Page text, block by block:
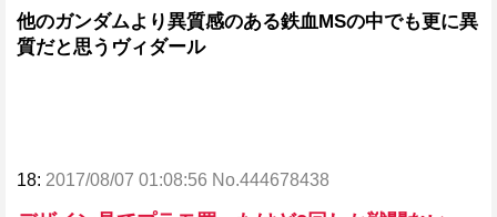
他のガンダムより異質感のある鉄血MSの中でも更に異
質だと思うヴィダール
18: 2017/08/07 01:08:56 No.444678438